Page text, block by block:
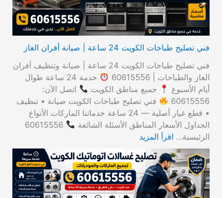
فني تصليح طباخات الكويت 24 ساعة | صيانة أفران الغاز
فني تصليح طباخات الكويت 24 ساعة | صيانة وتنظيف أفران
الغاز والطباخات | 60615556
خدمة 24 ساعة طوال
أيام الأسبوع
جميع مناطق الكويت
اتصل الآن:
60615556
فني تصليح طباخات الكويت صيانة • تنظيف
• قطع غيار أصلية — 24 ساعة خدماتنا الماركات الأنواع
الجداول الأسعار المناطق الأسئلة الشائعة
60615556
الرئيسية… اقرأ المزيد